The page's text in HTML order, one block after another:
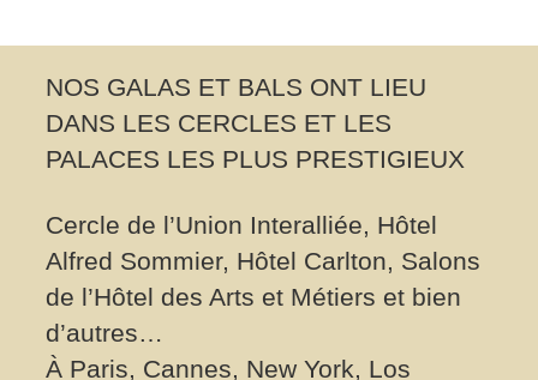
NOS GALAS ET BALS ONT LIEU
DANS LES CERCLES ET LES
PALACES LES PLUS PRESTIGIEUX
Cercle de l’Union Interalliée, Hôtel
Alfred Sommier, Hôtel Carlton, Salons
de l’Hôtel des Arts et Métiers et bien
d’autres…
À Paris, Cannes, New York, Los